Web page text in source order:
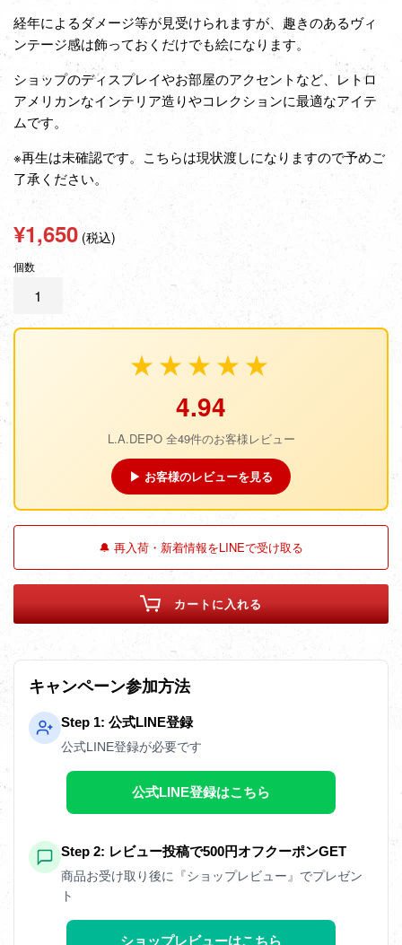
経年によるダメージ等が見受けられますが、趣きのあるヴィ
ンテージ感は飾っておくだけでも絵になります。
ショップのディスプレイやお部屋のアクセントなど、レトロ
アメリカンなインテリア造りやコレクションに最適なアイテ
ムです。
※再生は未確認です。こちらは現状渡しになりますので予めご
了承ください。
通
常
価
¥1,650 (税込)
個数
★★★★★
4.94
L.A.DEPO 全49件のお客様レビュー
▶ お客様のレビューを見る
🔔 再入荷・新着情報をLINEで受け取る
カートに入れる
キャンペーン参加方法
Step 1: 公式LINE登録
公式LINE登録が必要です
公式LINE登録はこちら
Step 2: レビュー投稿で500円オフクーポンGET
商品お受け取り後に『ショップレビュー』でプレゼン
ト
ショップレビューはこちら